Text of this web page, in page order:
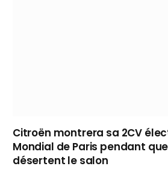
Citroën montrera sa 2CV
Mondial de Paris pendant
désertent le salon